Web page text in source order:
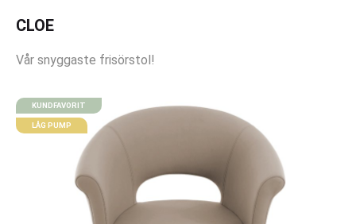
CLOE
Vår snyggaste frisörstol!
KUNDFAVORIT
LÅG PUMP